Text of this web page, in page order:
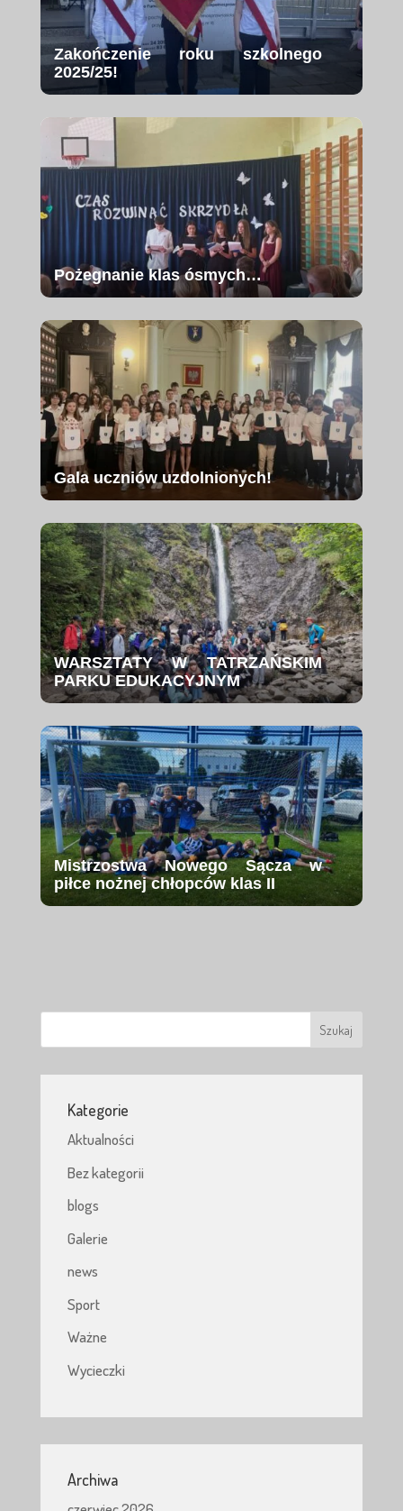
Zakończenie roku szkolnego
2025/25!
Pożegnanie klas ósmych…
Gala uczniów uzdolnionych!
WARSZTATY W TATRZAŃSKIM
PARKU EDUKACYJNYM
Mistrzostwa Nowego Sącza w
piłce nożnej chłopców klas II
Kategorie
Aktualności
Bez kategorii
blogs
Galerie
news
Sport
Ważne
Wycieczki
Archiwa